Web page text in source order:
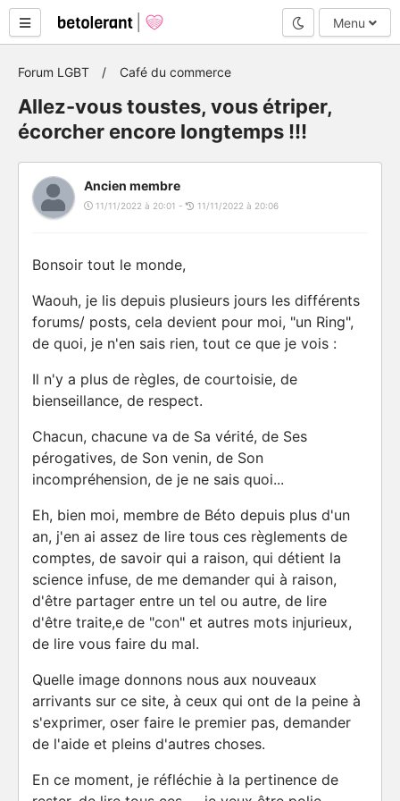
Mode nuit
Menu
Forum LGBT Café du commerce
Allez-vous toustes, vous étriper,
écorcher encore longtemps !!!
Ancien membre
11/11/2022 à 20:01 - 11/11/2022 à 20:06
Bonsoir tout le monde,
Waouh, je lis depuis plusieurs jours les différents
forums/ posts, cela devient pour moi, "un Ring",
de quoi, je n'en sais rien, tout ce que je vois :
Il n'y a plus de règles, de courtoisie, de
bienseillance, de respect.
Chacun, chacune va de Sa vérité, de Ses
pérogatives, de Son venin, de Son
incompréhension, de je ne sais quoi...
Eh, bien moi, membre de Béto depuis plus d'un
an, j'en ai assez de lire tous ces règlements de
comptes, de savoir qui a raison, qui détient la
science infuse, de me demander qui à raison,
d'être partager entre un tel ou autre, de lire
d'être traite,e de "con" et autres mots injurieux,
de lire vous faire du mal.
Quelle image donnons nous aux nouveaux
arrivants sur ce site, à ceux qui ont de la peine à
s'exprimer, oser faire le premier pas, demander
de l'aide et pleins d'autres choses.
En ce moment, je réfléchie à la pertinence de